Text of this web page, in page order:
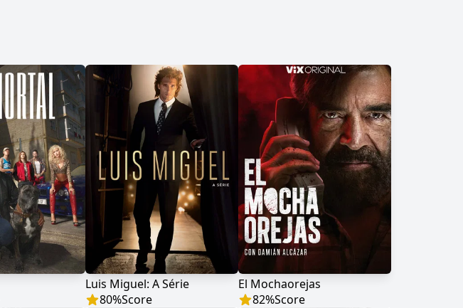
Luis Miguel: A Série
80%Score
El Mochaorejas
82%Score